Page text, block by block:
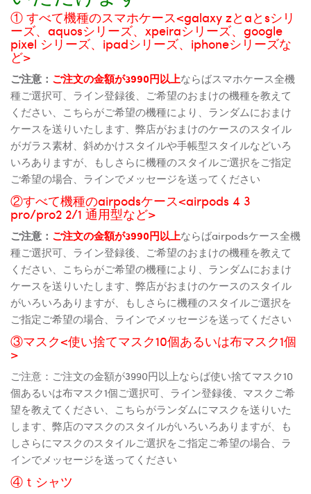
① すべて機種のスマホケース<galaxy zとaとsシリ
ーズ、aquosシリーズ、xpeiraシリーズ、google
pixel シリーズ、ipadシリーズ、iphoneシリーズな
ど>
ご注意： ご注文の金額が3990円以上ならばスマホケース全機
種ご選択可、ライン登録後、ご希望のおまけの機種を教えて
ください、こちらがご希望の機種により、ランダムにおまけ
ケースを送りいたします、弊店がおまけのケースのスタイル
がガラス素材、斜めかけスタイルや手帳型スタイルなどいろ
いろありますが、もしさらに機種のスタイルご選択をご指定
ご希望の場合、ラインでメッセージを送ってください
②すべて機種のairpodsケース<airpods 4 3
pro/pro2 2/1 通用型など>
ご注意： ご注文の金額が3990円以上ならばairpodsケース全機
種ご選択可、ライン登録後、ご希望のおまけの機種を教えて
ください、こちらがご希望の機種により、ランダムにおまけ
ケースを送りいたします、弊店がおまけのケースのスタイル
がいろいろありますが、もしさらに機種のスタイルご選択を
ご指定ご希望の場合、ラインでメッセージを送ってください
③マスク<使い捨てマスク10個あるいは布マスク1個
>
ご注意：ご注文の金額が3990円以上ならば使い捨てマスク10
個あるいは布マスク1個ご選択可、ライン登録後、マスクご希
望を教えてください、こちらがランダムにマスクを送りいた
します、弊店のマスクのスタイルがいろいろありますが、も
しさらにマスクのスタイルご選択をご指定ご希望の場合、ラ
インでメッセージを送ってください
④ｔシャツ